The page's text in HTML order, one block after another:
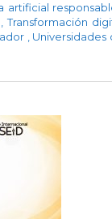
artificial
Transformación
Universidades